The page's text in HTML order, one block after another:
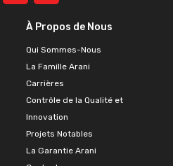
À Propos de Nous
Qui Sommes-Nous
La Famille Arani
Carrières
Contrôle de la Qualité et
Innovation
Projets Notables
La Garantie Arani